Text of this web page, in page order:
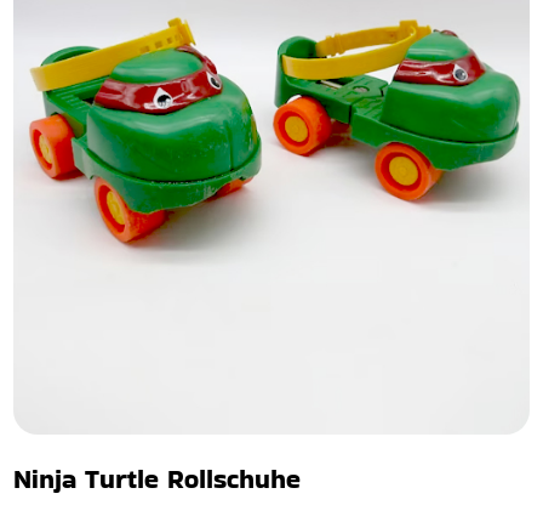
Ninja Turtle Rollschuhe